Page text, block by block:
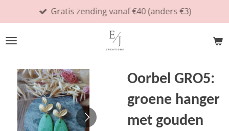
direct
naar
hoofdinhoud
Gratis zending vanaf €40 (anders €3)
Oorbel GRO5:
groene hanger
met gouden